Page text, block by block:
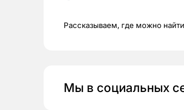
Рассказываем, где можно
Мы в социальных